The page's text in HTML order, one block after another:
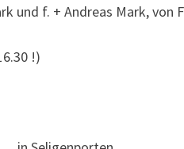
und f. + Andreas Mark, von
!)